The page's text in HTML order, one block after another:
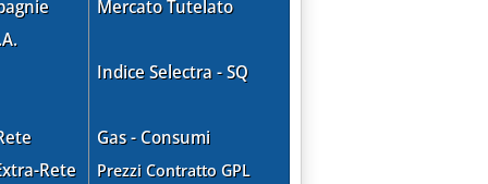
Rete
Mercato Tutelato
Indice Selectra - SQ
Gas - Consumi
Prezzi Contratto GPL